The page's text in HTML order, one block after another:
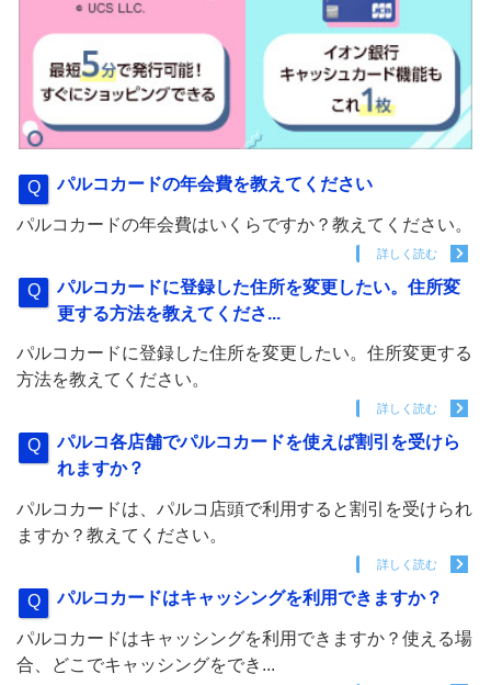
パルコカードの年会費を教えてください
パルコカードの年会費はいくらですか？教えてください。
詳しく読む
パルコカードに登録した住所を変更したい。住所変
更する方法を教えてくださ...
パルコカードに登録した住所を変更したい。住所変更する
方法を教えてください。
詳しく読む
パルコ各店舗でパルコカードを使えば割引を受けら
れますか？
パルコカードは、パルコ店頭で利用すると割引を受けられ
ますか？教えてください。
詳しく読む
パルコカードはキャッシングを利用できますか？
パルコカードはキャッシングを利用できますか？使える場
合、どこでキャッシングをでき...